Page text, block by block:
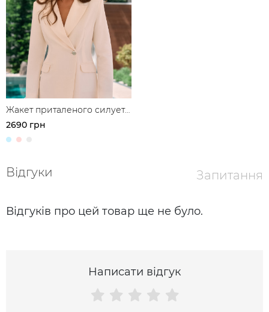
Жакет приталеного силуету
з льону
2690 грн
Відгуки Запитання
Відгуків про цей товар ще не було.
Написати відгук